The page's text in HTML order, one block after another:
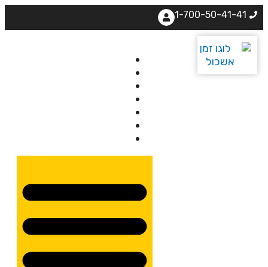
1-700-50-41-41
בית
אודותינו
קורסים
מרצים
מרכזי לימוד
ידיעונים
יצירת קשר